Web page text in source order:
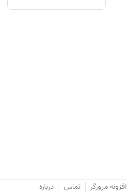
افزونه مرورگر تماس درباره